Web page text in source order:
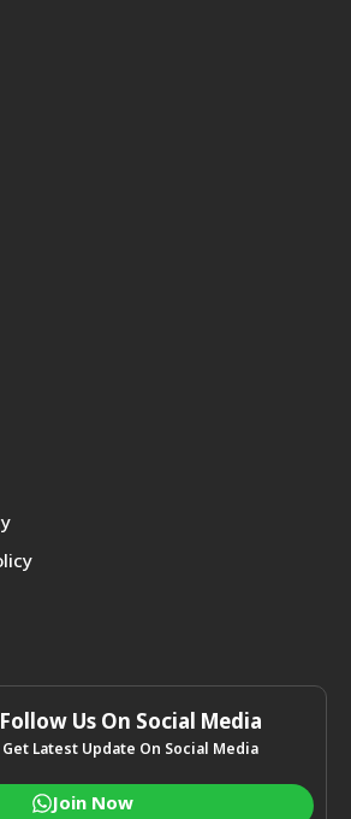
Follow Us On Social Media
Get Latest Update On Social Media
Join Now